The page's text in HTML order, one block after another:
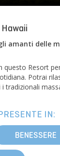
amanti delle
questo Resort
Potrai
tradizionali
IN:
BENESSERE